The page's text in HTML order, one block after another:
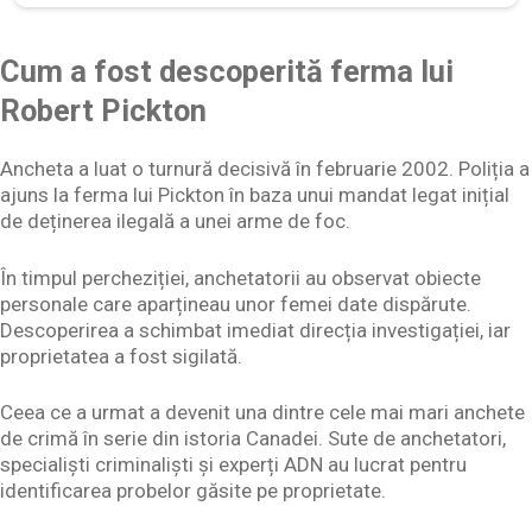
Cum a fost descoperită ferma lui
Robert Pickton
Ancheta a luat o turnură decisivă în februarie 2002. Poliția a
ajuns la ferma lui Pickton în baza unui mandat legat inițial
de deținerea ilegală a unei arme de foc.
În timpul percheziției, anchetatorii au observat obiecte
personale care aparțineau unor femei date dispărute.
Descoperirea a schimbat imediat direcția investigației, iar
proprietatea a fost sigilată.
Ceea ce a urmat a devenit una dintre cele mai mari anchete
de crimă în serie din istoria Canadei. Sute de anchetatori,
specialiști criminaliști și experți ADN au lucrat pentru
identificarea probelor găsite pe proprietate.